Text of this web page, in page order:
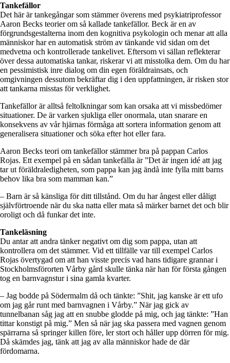
Tankefällor
Det här är tankegångar som stämmer överens med psykiatriprofessor
Aaron Becks teorier om så kallade tankefällor. Beck är en av
förgrundsgestalterna inom den kognitiva psykologin och menar att alla
människor har en automatisk ström av tänkande vid sidan om det
medvetna och kontrollerade tankelivet. Eftersom vi sällan reflekterar
över dessa automatiska tankar, riskerar vi att misstolka dem. Om du har
en pessimistisk inre dialog om din egen föräldrainsats, och
omgivningen dessutom bekräftar dig i den uppfattningen, är risken stor
att tankarna misstas för verklighet.
Tankefällor är alltså feltolkningar som kan orsaka att vi missbedömer
situationer. De är varken sjukliga eller onormala, utan snarare en
konsekvens av vår hjärnas förmåga att sortera information genom att
generalisera situationer och söka efter hot eller fara.
Aaron Becks teori om tankefällor stämmer bra på pappan Carlos
Rojas. Ett exempel på en sådan tankefälla är ”Det är ingen idé att jag
tar ut föräldraledigheten, som pappa kan jag ändå inte fylla mitt barns
behov lika bra som mamman kan.”
– Barn är så känsliga för ditt tillstånd. Om du har ångest eller dåligt
självförtroende när du ska natta eller mata så märker barnet det och blir
oroligt och då funkar det inte.
Tankeläsning
Du antar att andra tänker negativt om dig som pappa, utan att
kontrollera om det stämmer. Vid ett tillfälle var till exempel Carlos
Rojas övertygad om att han visste precis vad hans tidigare grannar i
Stockholmsförorten Vårby gård skulle tänka när han för första gången
tog en barnvagnstur i sina gamla kvarter.
– Jag bodde på Södermalm då och tänkte: ”Shit, jag kanske är ett ufo
om jag går runt med barnvagnen i Vårby.” När jag gick av
tunnelbanan såg jag att en snubbe glodde på mig, och jag tänkte: ”Han
tittar konstigt på mig.” Men så när jag ska passera med vagnen genom
spärrarna så springer killen före, ler stort och håller upp dörren för mig.
Då skämdes jag, tänk att jag av alla människor hade de där
fördomarna.